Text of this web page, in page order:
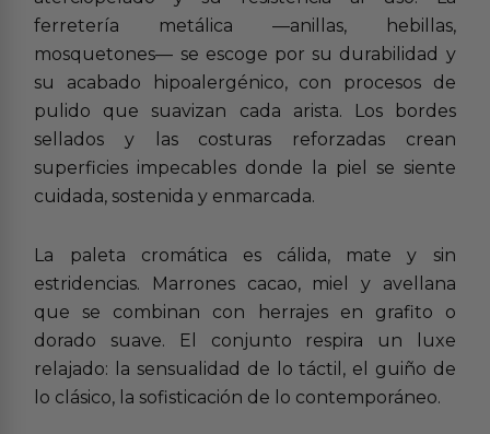
ferretería metálica —anillas, hebillas,
mosquetones— se escoge por su durabilidad y
su acabado hipoalergénico, con procesos de
pulido que suavizan cada arista. Los bordes
sellados y las costuras reforzadas crean
superficies impecables donde la piel se siente
cuidada, sostenida y enmarcada.
La paleta cromática es cálida, mate y sin
estridencias. Marrones cacao, miel y avellana
que se combinan con herrajes en grafito o
dorado suave. El conjunto respira un luxe
relajado: la sensualidad de lo táctil, el guiño de
lo clásico, la sofisticación de lo contemporáneo.